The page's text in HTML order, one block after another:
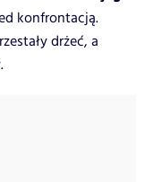
konfrontacją.
drżeć, a